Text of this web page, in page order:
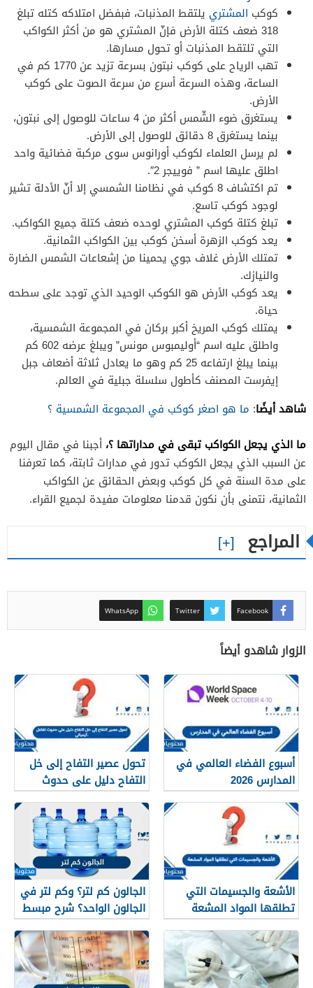
كوكب المشتري يلتقط المذنبات، فبفضل امتلاكه كتله تبلغ
318 ضعف كتلة الأرض فإنّ المشتري هو من أكثر الكواكب
التي تلتقط المذنبات أو تحول مسارها.
تهب الرياح على كوكب نبتون بسرعة تزيد عن 1770 كم في
الساعة، وهذه السرعة أسرع من سرعة الصوت على كوكب
الأرض.
يستغرق ضوء الشّمس أكثر من 4 ساعات للوصول إلى نبتون،
بينما يستغرق 8 دقائق للوصول إلى الأرض.
لم يرسل العلماء لكوكب أورانوس سوى مركبة فضائية واحد
اطلق عليها اسم ” فوييجر 2″.
تم اكتشاف 8 كوكب في نظامنا الشمسي إلا أنّ الأدلة تشير
لوجود كوكب تاسع.
تبلغ كتلة كوكب المشتري لوحده ضعف كتلة جميع الكواكب.
يعد كوكب الزهرة أسخن كوكب بين الكواكب الثمانية.
تمتلك الأرض غلاف جوي يحمينا من إشعاعات الشمس الضارة
والنيازك.
يعد كوكب الأرض هو الكوكب الوحيد الذي توجد على سطحه
حياة.
يمتلك كوكب المريخ أكبر بركان في المجموعة الشمسية،
واطلق عليه اسم “أوليمبوس مونس” ويبلغ عرضه 602 كم
بينما يبلغ ارتفاعه 25 كم وهو ما يعادل ثلاثة أضعاف جبل
إيفرست المصنف كأطول سلسلة جبلية في العالم.
شاهد أيضًا: ما هو اصغر كوكب في المجموعة الشمسية ؟
ما الذي يجعل الكواكب تبقى في مداراتها ؟، أجبنا في مقال اليوم
عن السبب الذي يجعل الكوكب تدور في مدارات ثابتة، كما تعرفنا
على مدة السنة في كل كوكب وبعض الحقائق عن الكواكب
الثمانية، نتمنى بأن نكون قدمنا معلومات مفيدة لجميع القراء.
المراجع
Facebook
Twitter
WhatsApp
الزوار شاهدو أيضاً
أسبوع الفضاء العالمي في
المدارس 2026
تحول عصير التفاح إلى خل
التفاح دليل على حدوث
تفاعل كيميائي.
الأشعة والجسيمات التي
تطلقها المواد المشعة
الجالون كم لتر؟ وكم لتر في
الجالون الواحد؟ شرح مبسط